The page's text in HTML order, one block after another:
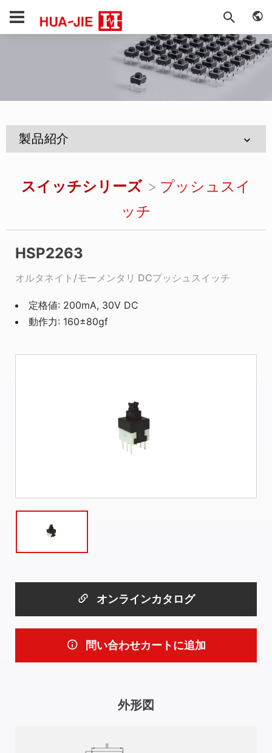
製品紹介
スイッチシリーズ
プッシュスイ
ッチ
HSP2263
オルタネイト/モーメンタリ DCプッシュスイッチ
定格値: 200mA, 30V DC
動作力: 160±80gf
オンラインカタログ
問い合わせカートに追加
外形図